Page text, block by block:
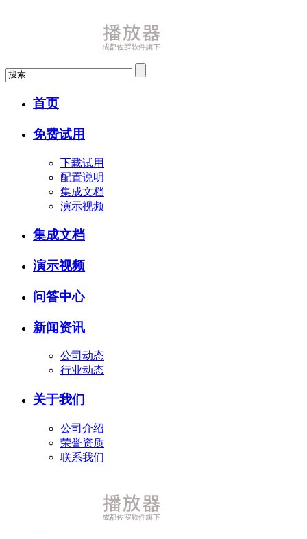
首页
免费试用
下载试用
配置说明
集成文档
演示视频
集成文档
演示视频
问答中心
新闻资讯
公司动态
行业动态
关于我们
公司介绍
荣誉资质
联系我们